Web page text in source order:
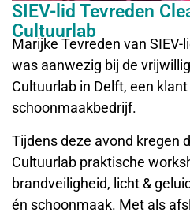
SIEV-lid Tevreden
Cultuurlab
Marijke Tevreden van SIEV-
was aanwezig bij de
Cultuurlab in Delft, een
schoonmaakbedrijf.
Tijdens deze avond kregen
Cultuurlab praktische
brandveiligheid, licht &
én schoonmaak. Met als